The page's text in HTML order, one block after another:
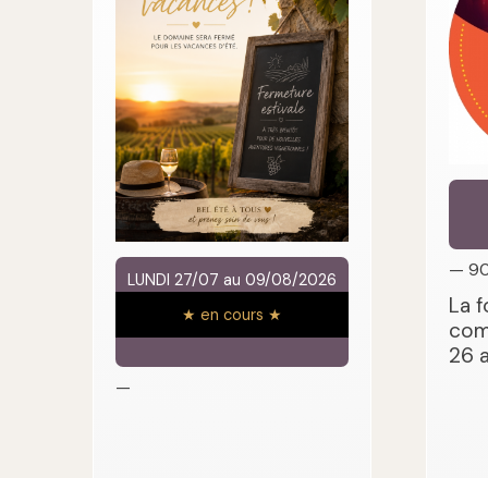
LUNDI 27/07 au 09/08/2026
★ en cours ★
—
—
La
26